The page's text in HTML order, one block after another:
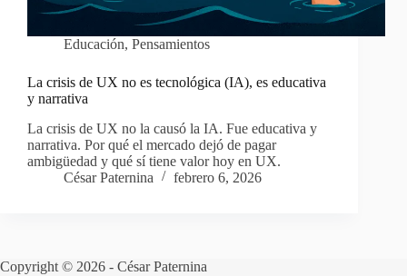
Educación, Pensamientos
La crisis de UX no es tecnológica (IA), es educativa
y narrativa
La crisis de UX no la causó la IA. Fue educativa y
narrativa. Por qué el mercado dejó de pagar
ambigüedad y qué sí tiene valor hoy en UX.
César Paternina
febrero 6, 2026
Copyright © 2026 - César Paternina